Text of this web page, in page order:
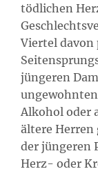
tödlichen
Viertel davon
jüngeren
Alkohol oder
ältere Herren
der jüngeren
Herz- oder